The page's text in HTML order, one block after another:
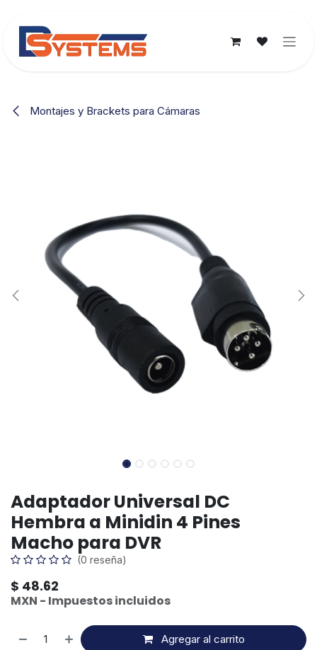
Montajes y Brackets para Cámaras
Adaptador Universal DC
Hembra a Minidin 4 Pines
Macho para DVR
(0 reseña)
$ 48.62
MXN - Impuestos incluidos
Agregar al carrito